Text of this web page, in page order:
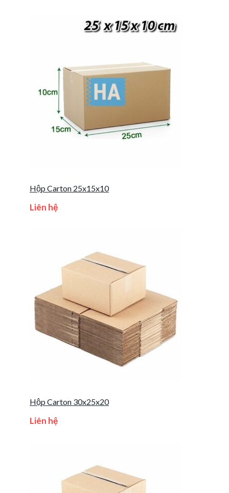
Hộp Carton 25x15x10
Liên hệ
Hộp Carton 30x25x20
Liên hệ